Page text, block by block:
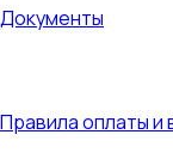
Документы
Правила оплаты и